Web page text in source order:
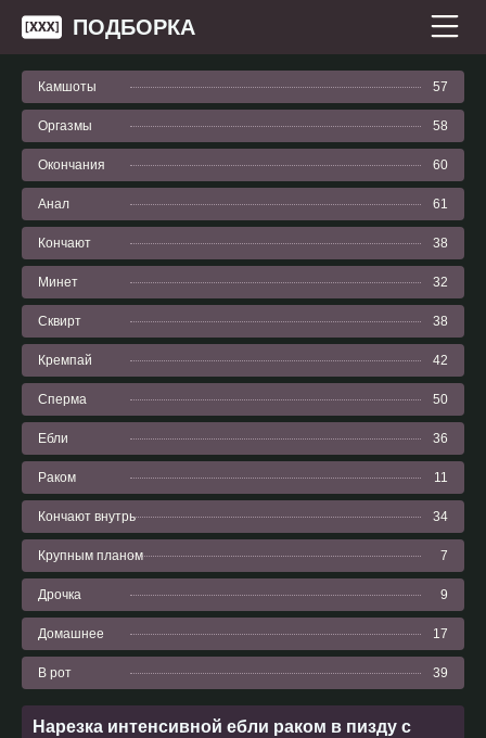
ПОДБОРКА
Камшоты 57
Оргазмы 58
Окончания 60
Анал 61
Кончают 38
Минет 32
Сквирт 38
Кремпай 42
Сперма 50
Ебли 36
Раком 11
Кончают внутрь 34
Крупным планом 7
Дрочка 9
Домашнее 17
В рот 39
Нарезка интенсивной ебли раком в пизду с